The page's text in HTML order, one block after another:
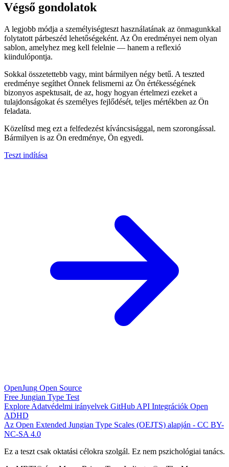
Végső gondolatok
A legjobb módja a személyiségteszt használatának az önmagunkkal
folytatott párbeszéd lehetőségeként. Az Ön eredményei nem olyan
sablon, amelyhez meg kell felelnie — hanem a reflexió
kiindulópontja.
Sokkal összetettebb vagy, mint bármilyen négy betű. A teszted
eredménye segíthet Önnek felismerni az Ön értékességének
bizonyos aspektusait, de az, hogy hogyan értelmezi ezeket a
tulajdonságokat és személyes fejlődését, teljes mértékben az Ön
feladata.
Közelítsd meg ezt a felfedezést kíváncsisággal, nem szorongással.
Bármilyen is az Ön eredménye, Ön egyedi.
Teszt indítása
OpenJung Open Source
Free Jungian Type Test
Explore Adatvédelmi irányelvek GitHub API Integrációk Open
ADHD
Az Open Extended Jungian Type Scales (OEJTS) alapján - CC BY-
NC-SA 4.0
Ez a teszt csak oktatási célokra szolgál. Ez nem pszichológiai tanács.